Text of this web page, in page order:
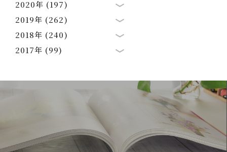
2020年 (197)
2019年 (262)
2018年 (240)
2017年 (99)